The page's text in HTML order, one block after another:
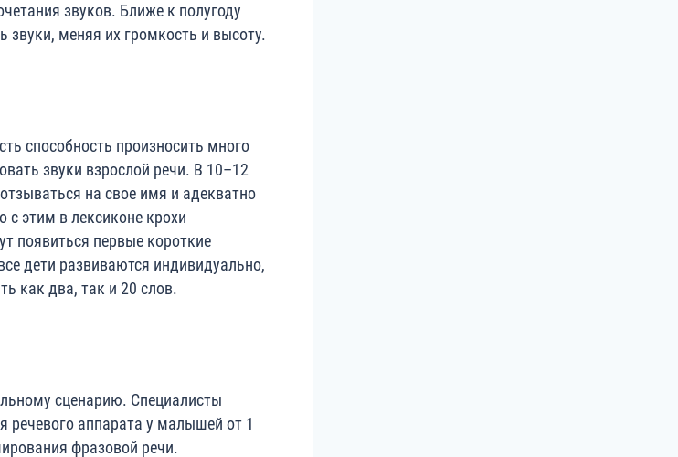
звуков. Ближе к полугоду
звуки, меняя их громкость и высоту.
способность произносить много
звуки взрослой речи. В 10–12
на свое имя и адекватно
с этим в лексиконе крохи
появиться первые короткие
дети развиваются индивидуально,
как два, так и 20 слов.
сценарию. Специалисты
аппарата у малышей от 1
фразовой речи.